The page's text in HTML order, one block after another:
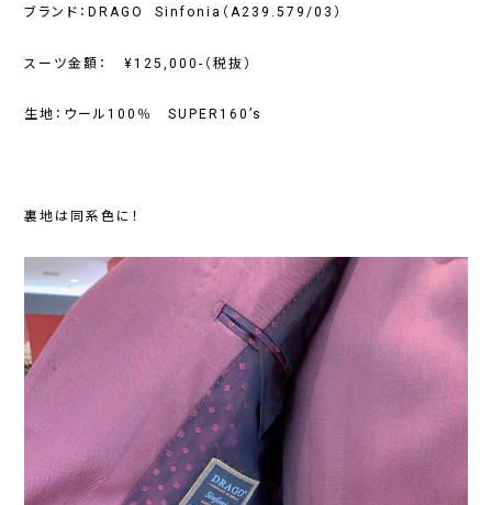
ブランド：DRAGO Sinfonia（A239.579/03）
スーツ金額： ¥125,000-（税抜）
生地：ウール100％ SUPER160’s
裏地は同系色に！